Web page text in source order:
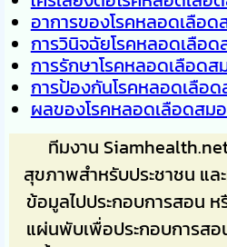
อาการของโรคหลอดเลือด
การวินิจฉัยโรคหลอดเลือ
การรักษาโรคหลอดเลือดส
การป้องกันโรคหลอดเลือ
ผลของโรคหลอดเลือดสม
ทีมงาน
สุขภาพสำหรับประชาชน แ
ข้อมูลไปประกอบการสอน ห
แผ่นพับเพื่อประกอบการส